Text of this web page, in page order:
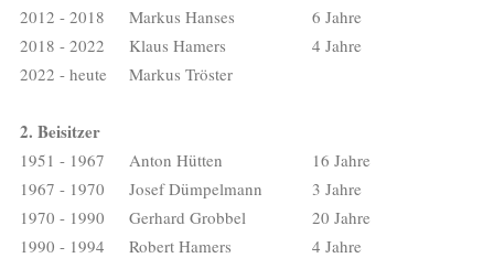
2012 - 2018
Markus Hanses
6 Jahre
2018 - 2022
Klaus Hamers
4 Jahre
2022 - heute
Markus Tröster
2. Beisitzer
1951 - 1967 Anton Hütten
16 Jahre
1967 - 1970
Josef Dümpelmann
3 Jahre
1970 - 1990
Gerhard Grobbel
20 Jahre
1990 - 1994
Robert Hamers
4 Jahre